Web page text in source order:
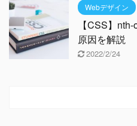
Webデザイン
【CSS】
原因を解説
2022/2/24